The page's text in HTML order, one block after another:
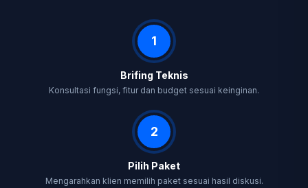
1
Brifing Teknis
Konsultasi fungsi, fitur dan budget sesuai keinginan.
2
Pilih Paket
Mengarahkan klien memilih paket sesuai hasil diskusi.